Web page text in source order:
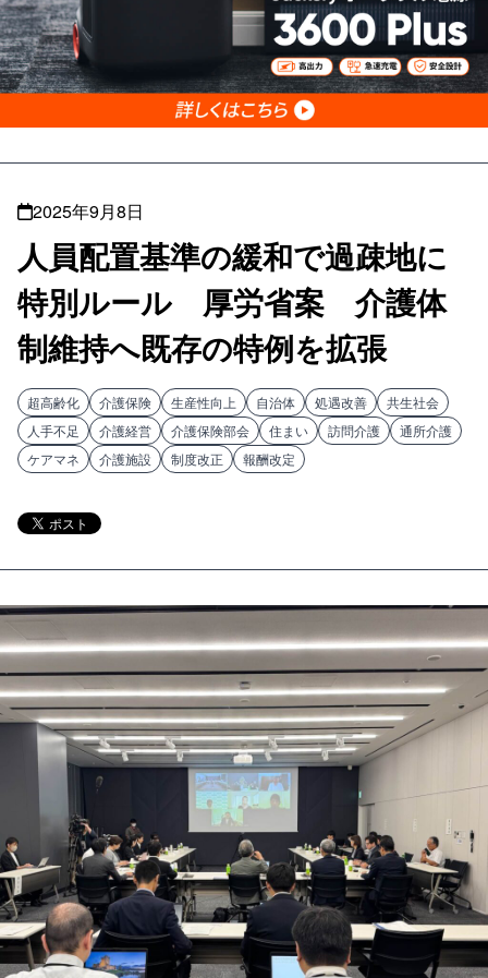
2025年9月8日
人員配置基準の緩和で過疎地に
特別ルール 厚労省案 介護体
制維持へ既存の特例を拡張
超高齢化 介護保険 生産性向上 自治体 処遇改善
共生社会
人手不足
介護経営 介護保険部会 住まい 訪問介護
通所介護
ケアマネ
介護施設 制度改正 報酬改定